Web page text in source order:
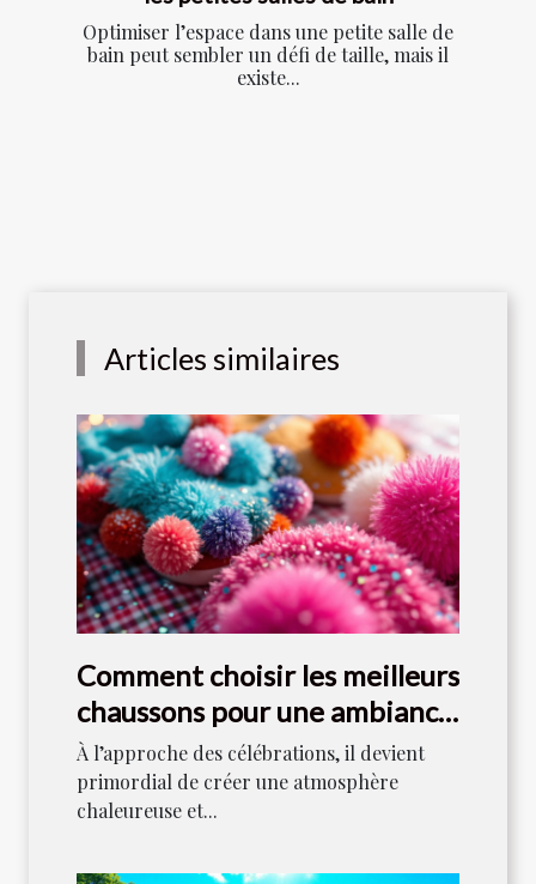
Optimiser l’espace dans une petite salle de
bain peut sembler un défi de taille, mais il
existe...
Articles similaires
Comment choisir les meilleurs
chaussons pour une ambiance
festive ?
À l’approche des célébrations, il devient
primordial de créer une atmosphère
chaleureuse et...